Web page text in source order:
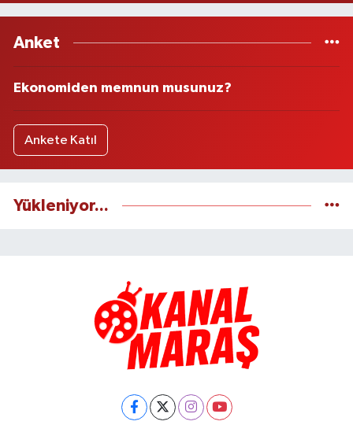
Anket
Ekonomiden memnun musunuz?
Ankete Katıl
Yükleniyor...